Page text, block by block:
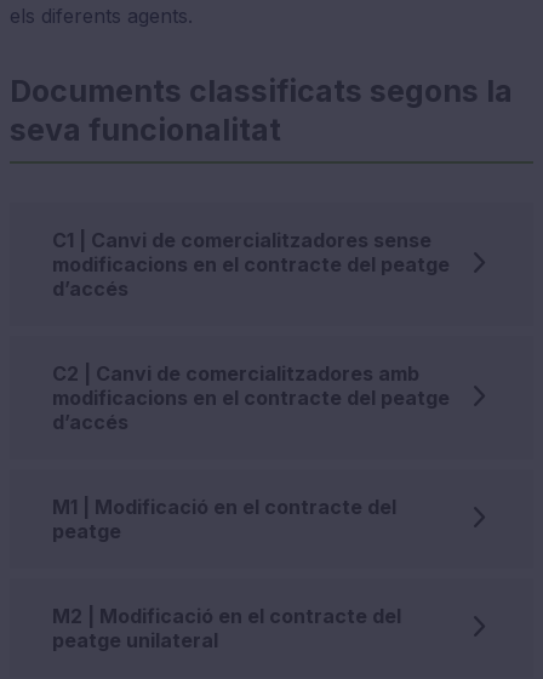
els diferents agents.
Documents classificats segons la
seva funcionalitat
C1 | Canvi de comercialitzadores sense
modificacions en el contracte del peatge
d’accés
C2 | Canvi de comercialitzadores amb
modificacions en el contracte del peatge
d’accés
M1 | Modificació en el contracte del
peatge
M2 | Modificació en el contracte del
peatge unilateral